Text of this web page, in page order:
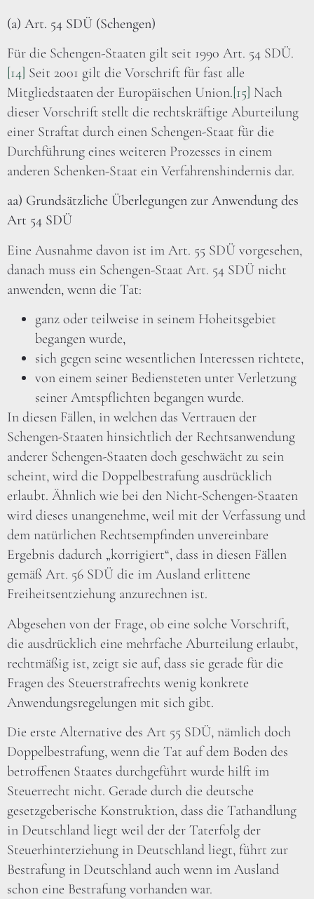
(a) Art. 54 SDÜ (Schengen)
Für die Schengen-Staaten gilt seit 1990 Art. 54 SDÜ.
[14] Seit 2001 gilt die Vorschrift für fast alle
Mitgliedstaaten der Europäischen Union.[15] Nach
dieser Vorschrift stellt die rechtskräftige Aburteilung
einer Straftat durch einen Schengen-Staat für die
Durchführung eines weiteren Prozesses in einem
anderen Schenken-Staat ein Verfahrenshindernis dar.
aa) Grundsätzliche Überlegungen zur Anwendung des
Art 54 SDÜ
Eine Ausnahme davon ist im Art. 55 SDÜ vorgesehen,
danach muss ein Schengen-Staat Art. 54 SDÜ nicht
anwenden, wenn die Tat:
ganz oder teilweise in seinem Hoheitsgebiet
begangen wurde,
sich gegen seine wesentlichen Interessen richtete,
von einem seiner Bediensteten unter Verletzung
seiner Amtspflichten begangen wurde.
In diesen Fällen, in welchen das Vertrauen der
Schengen-Staaten hinsichtlich der Rechtsanwendung
anderer Schengen-Staaten doch geschwächt zu sein
scheint, wird die Doppelbestrafung ausdrücklich
erlaubt. Ähnlich wie bei den Nicht-Schengen-Staaten
wird dieses unangenehme, weil mit der Verfassung und
dem natürlichen Rechtsempfinden unvereinbare
Ergebnis dadurch „korrigiert“, dass in diesen Fällen
gemäß Art. 56 SDÜ die im Ausland erlittene
Freiheitsentziehung anzurechnen ist.
Abgesehen von der Frage, ob eine solche Vorschrift,
die ausdrücklich eine mehrfache Aburteilung erlaubt,
rechtmäßig ist, zeigt sie auf, dass sie gerade für die
Fragen des Steuerstrafrechts wenig konkrete
Anwendungsregelungen mit sich gibt.
Die erste Alternative des Art 55 SDÜ, nämlich doch
Doppelbestrafung, wenn die Tat auf dem Boden des
betroffenen Staates durchgeführt wurde hilft im
Steuerrecht nicht. Gerade durch die deutsche
gesetzgeberische Konstruktion, dass die Tathandlung
in Deutschland liegt weil der der Taterfolg der
Steuerhinterziehung in Deutschland liegt, führt zur
Bestrafung in Deutschland auch wenn im Ausland
schon eine Bestrafung vorhanden war.